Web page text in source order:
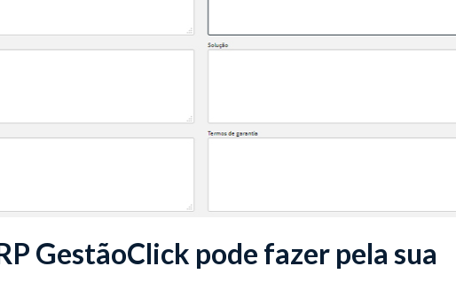
GestãoClick pode fazer pela sua